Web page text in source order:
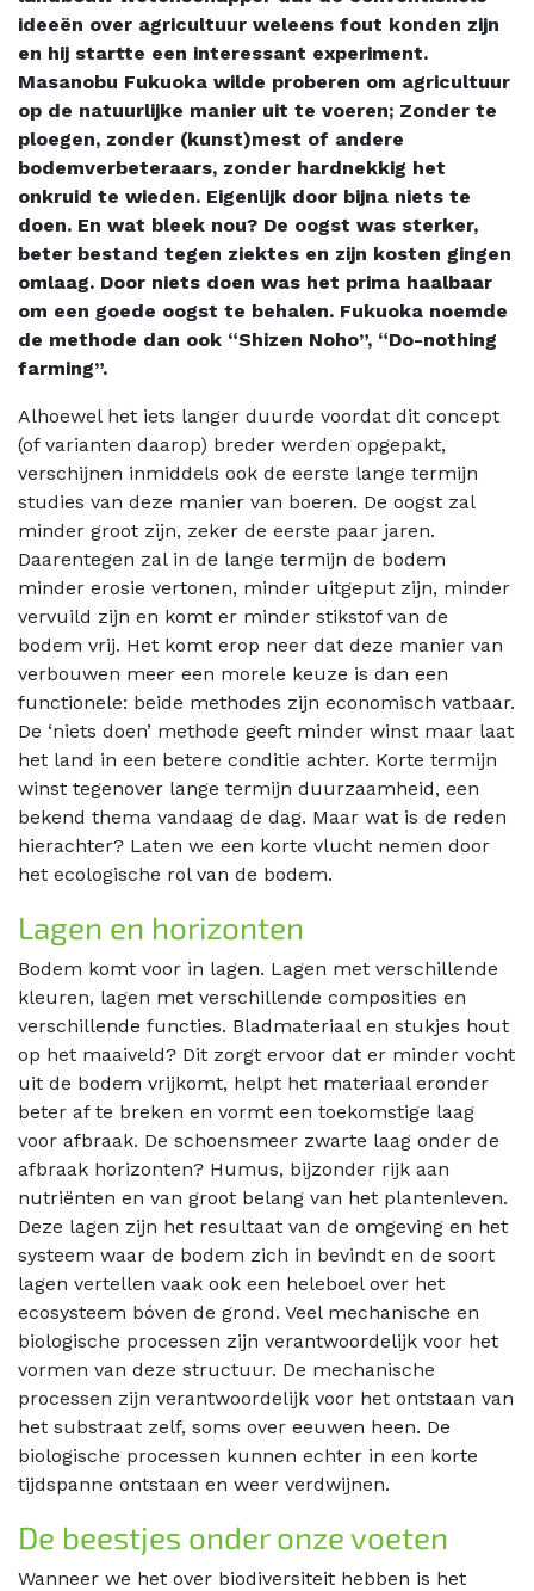
ideeën over agricultuur weleens fout konden zijn
en hij startte een interessant experiment.
Masanobu Fukuoka wilde proberen om agricultuur
op de natuurlijke manier uit te voeren; Zonder te
ploegen, zonder (kunst)mest of andere
bodemverbeteraars, zonder hardnekkig het
onkruid te wieden. Eigenlijk door bijna niets te
doen. En wat bleek nou? De oogst was sterker,
beter bestand tegen ziektes en zijn kosten gingen
omlaag. Door niets doen was het prima haalbaar
om een goede oogst te behalen. Fukuoka noemde
de methode dan ook “Shizen Noho”, “Do-nothing
farming”.
Alhoewel het iets langer duurde voordat dit concept
(of varianten daarop) breder werden opgepakt,
verschijnen inmiddels ook de eerste lange termijn
studies van deze manier van boeren. De oogst zal
minder groot zijn, zeker de eerste paar jaren.
Daarentegen zal in de lange termijn de bodem
minder erosie vertonen, minder uitgeput zijn, minder
vervuild zijn en komt er minder stikstof van de
bodem vrij. Het komt erop neer dat deze manier van
verbouwen meer een morele keuze is dan een
functionele: beide methodes zijn economisch vatbaar.
De ‘niets doen’ methode geeft minder winst maar laat
het land in een betere conditie achter. Korte termijn
winst tegenover lange termijn duurzaamheid, een
bekend thema vandaag de dag. Maar wat is de reden
hierachter? Laten we een korte vlucht nemen door
het ecologische rol van de bodem.
Lagen en horizonten
Bodem komt voor in lagen. Lagen met verschillende
kleuren, lagen met verschillende composities en
verschillende functies. Bladmateriaal en stukjes hout
op het maaiveld? Dit zorgt ervoor dat er minder vocht
uit de bodem vrijkomt, helpt het materiaal eronder
beter af te breken en vormt een toekomstige laag
voor afbraak. De schoensmeer zwarte laag onder de
afbraak horizonten? Humus, bijzonder rijk aan
nutriënten en van groot belang van het plantenleven.
Deze lagen zijn het resultaat van de omgeving en het
systeem waar de bodem zich in bevindt en de soort
lagen vertellen vaak ook een heleboel over het
ecosysteem bóven de grond. Veel mechanische en
biologische processen zijn verantwoordelijk voor het
vormen van deze structuur. De mechanische
processen zijn verantwoordelijk voor het ontstaan van
het substraat zelf, soms over eeuwen heen. De
biologische processen kunnen echter in een korte
tijdspanne ontstaan en weer verdwijnen.
De beestjes onder onze voeten
Wanneer we het over biodiversiteit hebben is het